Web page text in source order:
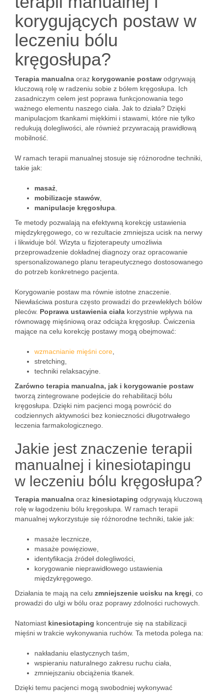
korygujących postaw w
leczeniu bólu
kręgosłupa?
Terapia manualna oraz korygowanie postaw odgrywają
kluczową rolę w radzeniu sobie z bólem kręgosłupa. Ich
zasadniczym celem jest poprawa funkcjonowania tego
ważnego elementu naszego ciała. Jak to działa? Dzięki
manipulacjom tkankami miękkimi i stawami, które nie tylko
redukują dolegliwości, ale również przywracają prawidłową
mobilność.
W ramach terapii manualnej stosuje się różnorodne techniki,
takie jak:
masaż
mobilizacje stawów
manipulacje kręgosłupa
Te metody pozwalają na efektywną korekcję ustawienia
międzykręgowego, co w rezultacie zmniejsza ucisk na nerwy
i likwiduje ból. Wizyta u fizjoterapeuty umożliwia
przeprowadzenie dokładnej diagnozy oraz opracowanie
spersonalizowanego planu terapeutycznego dostosowanego
do potrzeb konkretnego pacjenta.
Korygowanie postaw ma równie istotne znaczenie.
Niewłaściwa postura często prowadzi do przewlekłych bólów
pleców. Poprawa ustawienia ciała korzystnie wpływa na
równowagę mięśniową oraz odciąża kręgosłup. Ćwiczenia
mające na celu korekcję postawy mogą obejmować:
wzmacnianie mięśni core
stretching,
techniki relaksacyjne.
Zarówno terapia manualna, jak i korygowanie postaw
tworzą zintegrowane podejście do rehabilitacji bólu
kręgosłupa. Dzięki nim pacjenci mogą powrócić do
codziennych aktywności bez konieczności długotrwałego
leczenia farmakologicznego.
Jakie jest znaczenie terapii
manualnej i kinesiotapingu
w leczeniu bólu kręgosłupa?
Terapia manualna oraz kinesiotaping odgrywają kluczową
rolę w łagodzeniu bólu kręgosłupa. W ramach terapii
manualnej wykorzystuje się różnorodne techniki, takie jak:
masaże lecznicze,
masaże powięziowe,
identyfikacja źródeł dolegliwości,
korygowanie nieprawidłowego ustawienia
międzykręgowego.
Działania te mają na celu zmniejszenie ucisku na kręgi , co
prowadzi do ulgi w bólu oraz poprawy zdolności ruchowych.
Natomiast kinesiotaping koncentruje się na stabilizacji
mięśni w trakcie wykonywania ruchów. Ta metoda polega na:
nakładaniu elastycznych taśm,
wspieraniu naturalnego zakresu ruchu ciała,
zmniejszaniu obciążenia tkanek.
Dzięki temu pacjenci mogą swobodniej wykonywać